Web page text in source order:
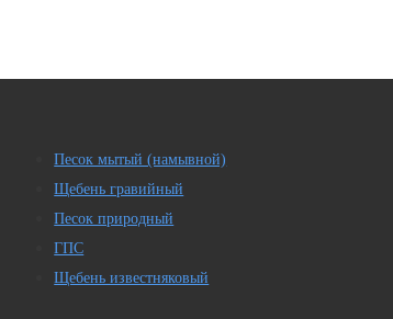
Песок мытый (намывной)
Щебень гравийный
Песок природный
ГПС
Щебень известняковый